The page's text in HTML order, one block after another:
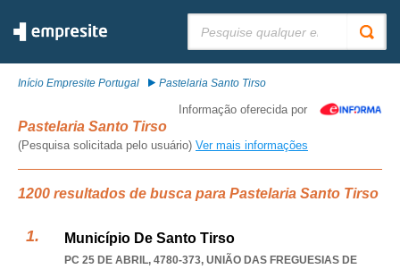
Início Empresite Portugal Pastelaria Santo Tirso
Informação oferecida por
Pastelaria Santo Tirso
(Pesquisa solicitada pelo usuário) Ver mais informações
1200 resultados de busca para Pastelaria Santo Tirso
Município De Santo Tirso
PC 25 DE ABRIL, 4780-373, UNIÃO DAS FREGUESIAS DE